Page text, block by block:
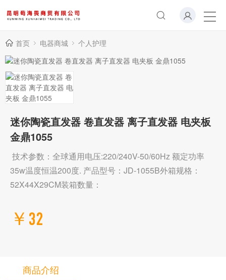
首页 电器商城 个人护理
迷你陶瓷直发器 卷直发器 离子直发器 电夹板
金鼎1055
技术参数：全球通用电压:220/240V-50/60Hz 额定功率
35w温度恒温200度. 产品型号：JD-1055B外箱规格：
52X44X29CM装箱数量：
￥32
商品介绍